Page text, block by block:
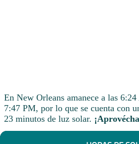
En New Orleans amanece a las
7:47 PM, por lo que se cuenta con
23 minutos de luz solar.